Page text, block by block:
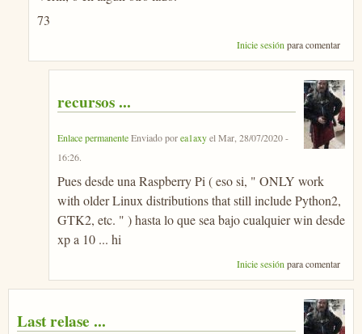
73
Inicie sesión para comentar
recursos ...
Enlace permanenteEnviado porea1axyelMar, 28/07/2020 -
16:26.
Pues desde una Raspberry Pi ( eso si, " ONLY work
with older Linux distributions that still include Python2,
GTK2, etc. " ) hasta lo que sea bajo cualquier win desde
xp a 10 ... hi
Inicie sesión para comentar
Last relase ...